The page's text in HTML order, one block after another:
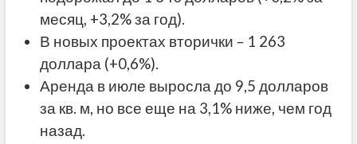
месяц, +3,2% за год).
В новых проектах вторички – 1 263
доллара (+0,6%).
Аренда в июле выросла до 9,5 долларов
за кв. м, но все еще на 3,1% ниже, чем год
назад.